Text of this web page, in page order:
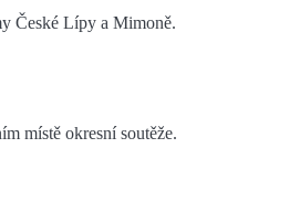
České Lípy a Mimoně.
místě okresní soutěže.